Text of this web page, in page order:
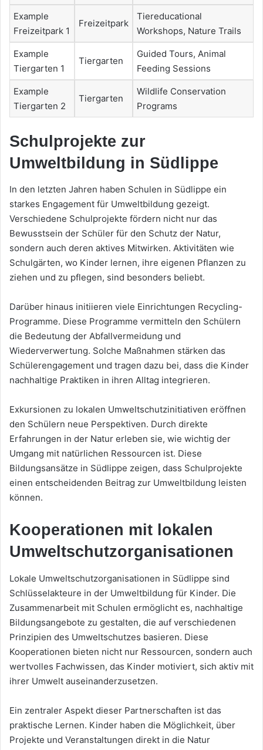
Example
Freizeitpark 1
Freizeitpark
Tiereducational
Workshops, Nature Trails
Example
Tiergarten 1
Tiergarten
Guided Tours, Animal
Feeding Sessions
Example
Tiergarten 2
Tiergarten
Wildlife Conservation
Programs
Schulprojekte zur
Umweltbildung in Südlippe
In den letzten Jahren haben Schulen in Südlippe ein
starkes Engagement für Umweltbildung gezeigt.
Verschiedene Schulprojekte fördern nicht nur das
Bewusstsein der Schüler für den Schutz der Natur,
sondern auch deren aktives Mitwirken. Aktivitäten wie
Schulgärten, wo Kinder lernen, ihre eigenen Pflanzen zu
ziehen und zu pflegen, sind besonders beliebt.
Darüber hinaus initiieren viele Einrichtungen Recycling-
Programme. Diese Programme vermitteln den Schülern
die Bedeutung der Abfallvermeidung und
Wiederverwertung. Solche Maßnahmen stärken das
Schülerengagement und tragen dazu bei, dass die Kinder
nachhaltige Praktiken in ihren Alltag integrieren.
Exkursionen zu lokalen Umweltschutzinitiativen eröffnen
den Schülern neue Perspektiven. Durch direkte
Erfahrungen in der Natur erleben sie, wie wichtig der
Umgang mit natürlichen Ressourcen ist. Diese
Bildungsansätze in Südlippe zeigen, dass Schulprojekte
einen entscheidenden Beitrag zur Umweltbildung leisten
können.
Kooperationen mit lokalen
Umweltschutzorganisationen
Lokale Umweltschutzorganisationen in Südlippe sind
Schlüsselakteure in der Umweltbildung für Kinder. Die
Zusammenarbeit mit Schulen ermöglicht es, nachhaltige
Bildungsangebote zu gestalten, die auf verschiedenen
Prinzipien des Umweltschutzes basieren. Diese
Kooperationen bieten nicht nur Ressourcen, sondern auch
wertvolles Fachwissen, das Kinder motiviert, sich aktiv mit
ihrer Umwelt auseinanderzusetzen.
Ein zentraler Aspekt dieser Partnerschaften ist das
praktische Lernen. Kinder haben die Möglichkeit, über
Projekte und Veranstaltungen direkt in die Natur